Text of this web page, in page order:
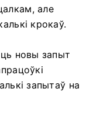
але
крокаў.
новы запыт
запытаў на